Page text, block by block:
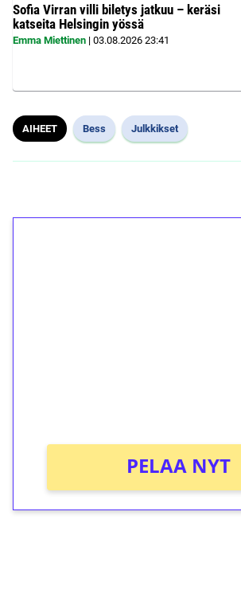
Sofia Virran villi biletys jatkuu – keräsi
katseita Helsingin yössä
Emma Miettinen | 03.08.2026 23:41
AIHEET Bess Julkkikset
PELAA NYT